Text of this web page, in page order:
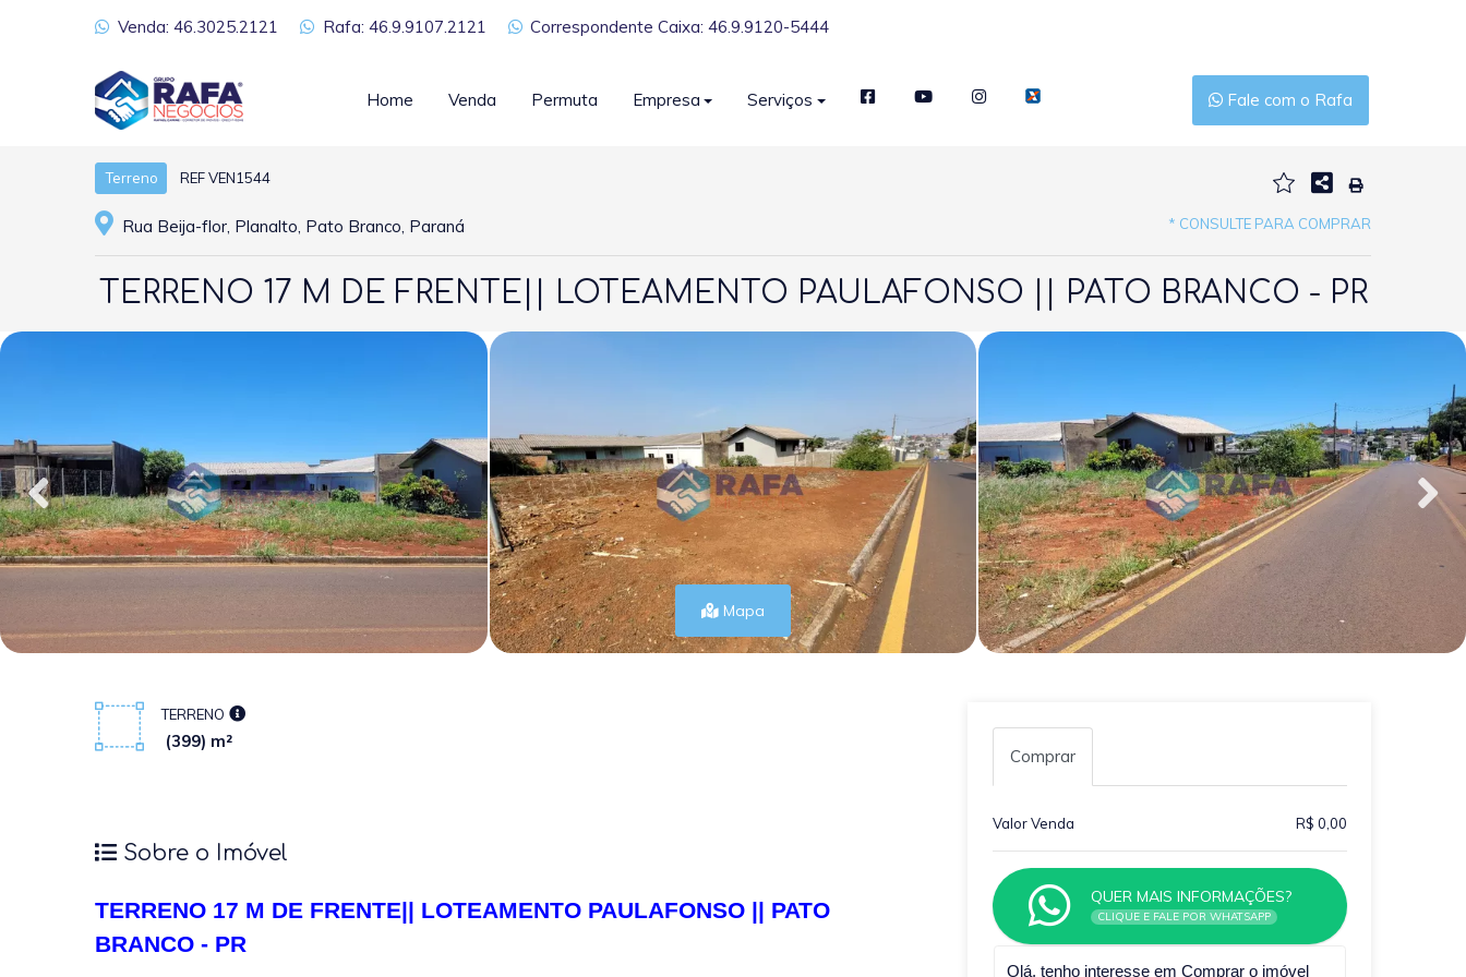
Venda: 46.3025.2121 Rafa: 46.9.9107.2121 Correspondente Caixa: 46.9.9120-5444
Home Venda Permuta Empresa Serviços Fale com o Rafa
Terreno REF VEN1544
Rua Beija-flor, Planalto, Pato Branco, Paraná * CONSULTE PARA COMPRAR
TERRENO 17 M DE FRENTE|| LOTEAMENTO PAULAFONSO || PATO BRANCO - PR
Mapa
TERRENO
(399) m²
Sobre o Imóvel
TERRENO 17 M DE FRENTE|| LOTEAMENTO PAULAFONSO || PATO
BRANCO - PR
Comprar
Valor Venda R$ 0,00
QUER MAIS INFORMAÇÕES?
CLIQUE E FALE POR WHATSAPP